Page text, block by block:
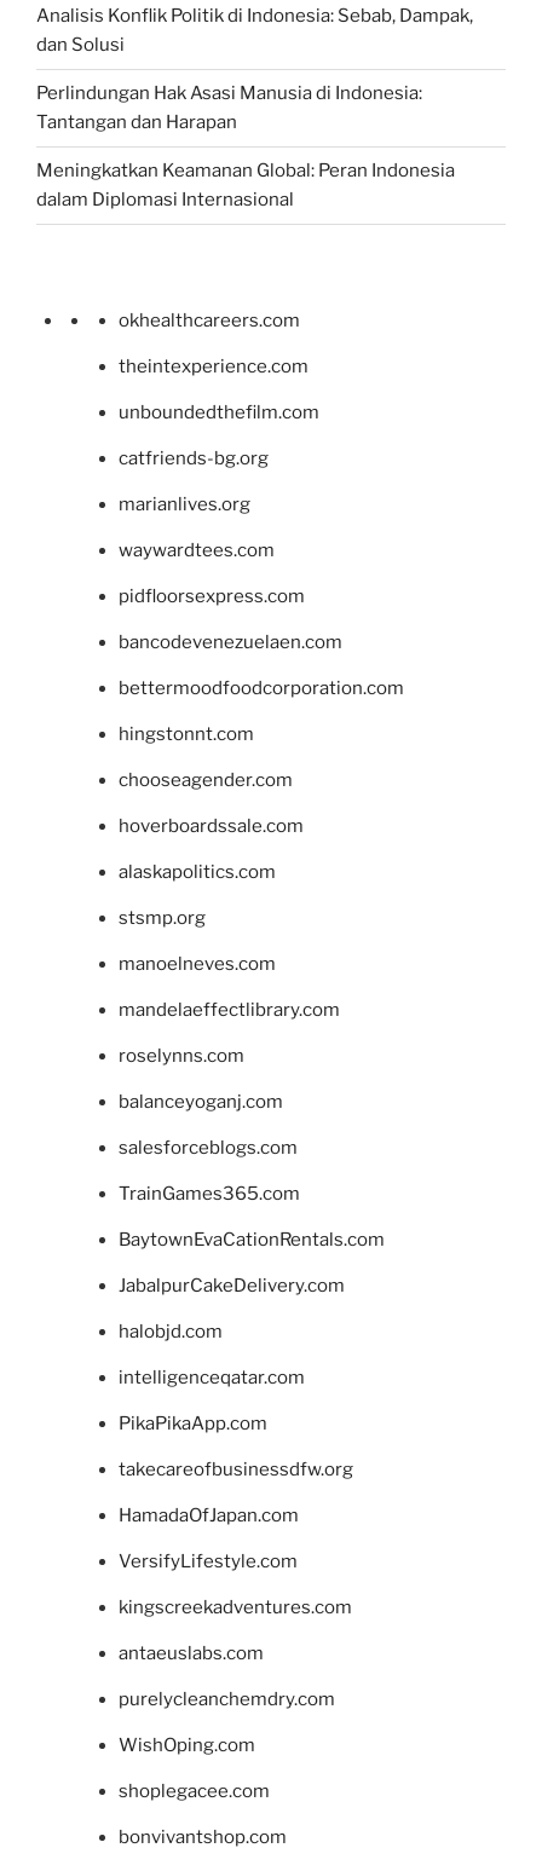
Analisis Konflik Politik di Indonesia: Sebab, Dampak,
dan Solusi
Perlindungan Hak Asasi Manusia di Indonesia:
Tantangan dan Harapan
Meningkatkan Keamanan Global: Peran Indonesia
dalam Diplomasi Internasional
okhealthcareers.com
theintexperience.com
unboundedthefilm.com
catfriends-bg.org
marianlives.org
waywardtees.com
pidfloorsexpress.com
bancodevenezuelaen.com
bettermoodfoodcorporation.com
hingstonnt.com
chooseagender.com
hoverboardssale.com
alaskapolitics.com
stsmp.org
manoelneves.com
mandelaeffectlibrary.com
roselynns.com
balanceyoganj.com
salesforceblogs.com
TrainGames365.com
BaytownEvaCationRentals.com
JabalpurCakeDelivery.com
halobjd.com
intelligenceqatar.com
PikaPikaApp.com
takecareofbusinessdfw.org
HamadaOfJapan.com
VersifyLifestyle.com
kingscreekadventures.com
antaeuslabs.com
purelycleanchemdry.com
WishOping.com
shoplegacee.com
bonvivantshop.com